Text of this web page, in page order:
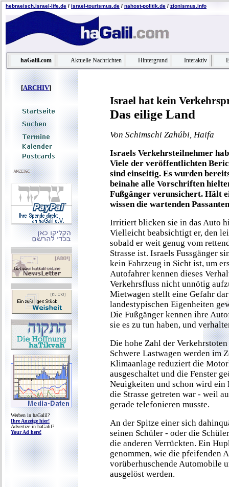
hebraeisch.israel-life.de/israel-tourismus.de/nahost-politik.de/zionismus.info
haGalil.com Aktuelle Nachrichten Hintergrund Interaktiv
[ARCHIV]
Werben in haGalil?
Ihre Anzeige hier!
Advertize in haGalil?
Your Ad here!
Israel hat kein
Das eilige Land
Von Schimschi Zahúbi, Haifa
Israels Verkehrsteilnehmer
Viele der veröffentlichten
sind einseitig. Es wurden
beinahe alle Vorschriften
Fußgänger verunsichert. Hält
wissen die wartenden
Irritiert blicken sie in das Auto
Vielleicht beabsichtigt er, den
sobald er weit genug vom
Strasse ist. Israels Fussgänger
kein Fahrzeug in Sicht ist, um
Autofahrer kennen dieses
Verkehrsfluss nicht unnötig
Mietwagen stellt eine Gefahr
landestypischen Eigenheiten
Die Fußgänger kennen ihre
sie es zu tun haben, und
Die hohe Zahl der
Schwere Lastwagen werden im
Klimaanlage reduziert die
ausgeschaltet und die Fenster
Neuigkeiten und schon wird ein
die Strasse getreten war - weil
gerade telefonieren musste.
An der Spitze einer sich
seinen Schüler - oder die
die anderen Verrückten. Ein
genommen, wie die pfeifenden
vorüberhuschende Automobile
ausgelöst werden.